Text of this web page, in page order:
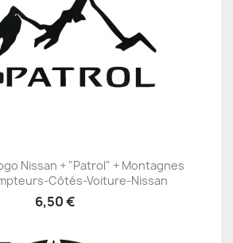
Nissan + "Patrol" + Montagnes
Côtés-Voiture-Nissan
6,50 €